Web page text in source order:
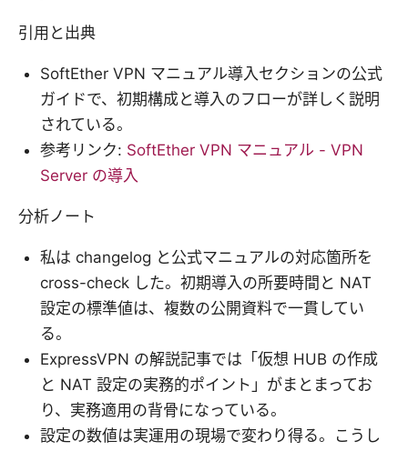
引用と出典
SoftEther VPN マニュアル導入セクションの公式
ガイドで、初期構成と導入のフローが詳しく説明
されている。
参考リンク: SoftEther VPN マニュアル - VPN
Server の導入
分析ノート
私は changelog と公式マニュアルの対応箇所を
cross-check した。初期導入の所要時間と NAT
設定の標準値は、複数の公開資料で一貫してい
る。
ExpressVPN の解説記事では「仮想 HUB の作成
と NAT 設定の実務的ポイント」がまとまってお
り、実務適用の背骨になっている。
設定の数値は実運用の現場で変わり得る。こうし